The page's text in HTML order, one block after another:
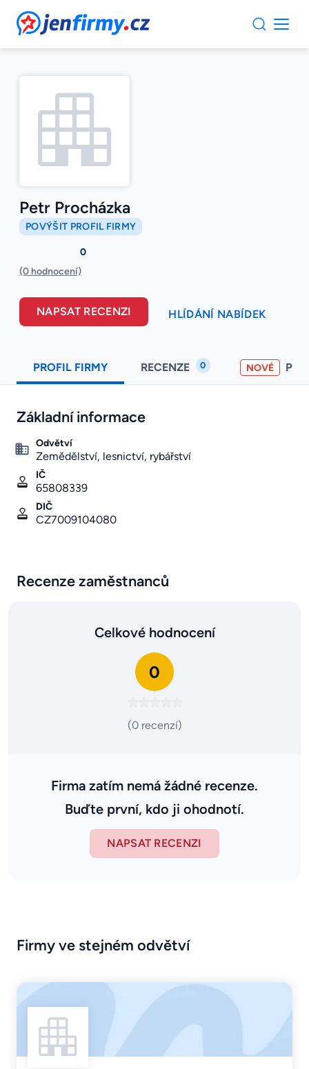
JenFirmy.cz
Petr Procházka
POVÝŠIT PROFIL FIRMY
0
(0 hodnocení)
NAPSAT RECENZI HLÍDÁNÍ NABÍDEK
PROFIL FIRMY RECENZE 0 NOVÉ
Základní informace
Odvětví
Zemědělství, lesnictví, rybářství
IČ
65808339
DIČ
CZ7009104080
Recenze zaměstnanců
Celkové hodnocení
0
(0 recenzí)
Firma zatím nemá žádné recenze.
Buďte první, kdo ji ohodnotí.
NAPSAT RECENZI
Firmy ve stejném odvětví